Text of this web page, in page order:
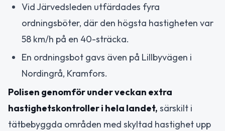
Vid Järvedsleden utfärdades fyra
ordningsböter, där den högsta hastigheten var
58 km/h på en 40-sträcka.
En ordningsbot gavs även på Lillbyvägen i
Nordingrå, Kramfors.
Polisen genomför under veckan extra
hastighetskontroller i hela landet, särskilt i
tätbebyggda områden med skyltad hastighet upp